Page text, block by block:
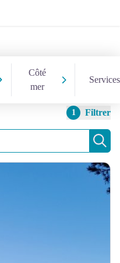
Côté
mer
Services
1 Filtrer